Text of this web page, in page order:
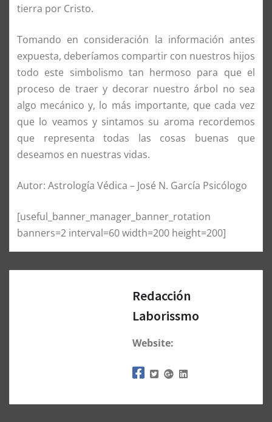
tierra por Cristo.
Tomando en consideración la información antes
expuesta, deberíamos compartir con nuestros hijos
todo este simbolismo tan hermoso para que el
proceso de traer y decorar nuestro árbol no sea
algo mecánico y, lo más importante, que cada vez
que lo veamos y sintamos su aroma recordemos
que representa todas las cosas buenas que
deseamos en nuestras vidas.
Autor: Astrología Védica – José N. García Psicólogo
[useful_banner_manager_banner_rotation
banners=2 interval=60 width=200 height=200]
Redacción
Laborissmo
Website: